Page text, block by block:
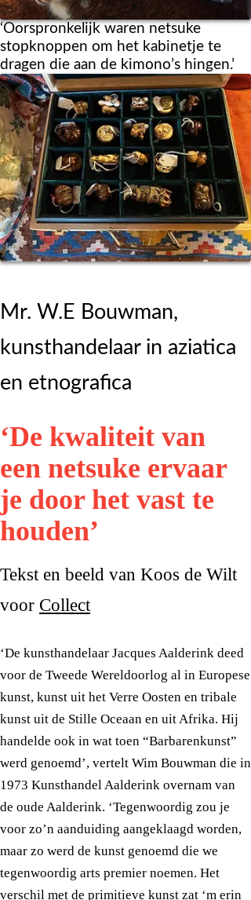
‘Oorspronkelijk waren netsuke
stopknoppen om het kabinetje te
dragen die aan de kimono’s hingen.’
Mr. W.E Bouwman,
kunsthandelaar in aziatica
en etnografica
‘De kwaliteit van
een netsuke ervaar
je door het vast te
houden’
Tekst en beeld van Koos de Wilt
voor Collect
‘De kunsthandelaar Jacques Aalderink deed
voor de Tweede Wereldoorlog al in Europese
kunst, kunst uit het Verre Oosten en tribale
kunst uit de Stille Oceaan en uit Afrika. Hij
handelde ook in wat toen “Barbarenkunst”
werd genoemd’, vertelt Wim Bouwman die in
1973 Kunsthandel Aalderink overnam van
de oude Aalderink. ‘Tegenwoordig zou je
voor zo’n aanduiding aangeklaagd worden,
maar zo werd de kunst genoemd die we
tegenwoordig arts premier noemen. Het
verschil met de primitieve kunst zat ‘m erin